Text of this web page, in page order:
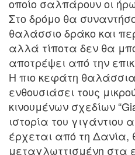
οποίο σαλπάρουν οι
Στο δρόμο θα
θαλάσσιο δράκο και
αλλά τίποτα δεν θα
αποτρέψει από την
Η πιο κεφάτη
ενθουσιάσει τους
κινουμένων σχεδίων
ιστορία του γιγάντιου
έρχεται από τη Δανία,
μεταγλωττισμένη στα